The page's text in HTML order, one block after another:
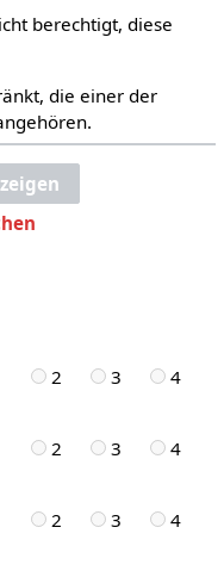
berechtigt, diese
die einer der
2 3
4
2 3
4
2 3
4